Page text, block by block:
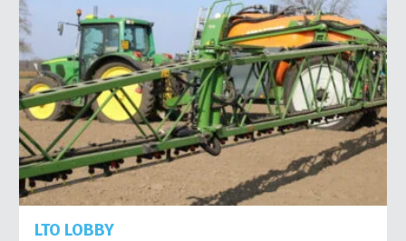
LTO LOBBY